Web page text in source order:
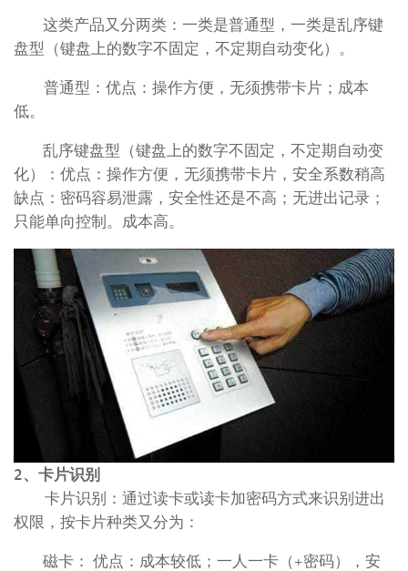
这类产品又分两类：一类是普通型，一类是乱序键
盘型（键盘上的数字不固定，不定期自动变化）。
普通型：优点：操作方便，无须携带卡片；成本
低。
乱序键盘型（键盘上的数字不固定，不定期自动变
化）：优点：操作方便，无须携带卡片，安全系数稍高
缺点：密码容易泄露，安全性还是不高；无进出记录；
只能单向控制。成本高。
2、卡片识别
卡片识别：通过读卡或读卡加密码方式来识别进出
权限，按卡片种类又分为：
磁卡： 优点：成本较低；一人一卡（+密码），安